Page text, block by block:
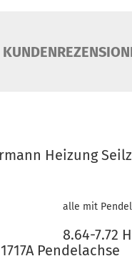
Heizung
alle mit
8.64-7.72
Pendelachse